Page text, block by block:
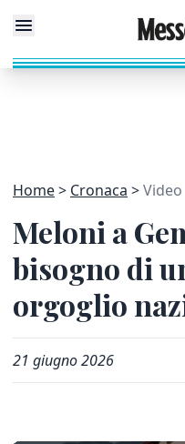
Home Cronaca Video
Meloni a
bisogno di
orgoglio
21 giugno 2026